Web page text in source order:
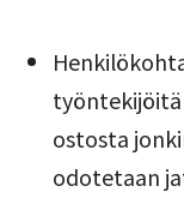
työntekijöitä
ostosta
odotetaan